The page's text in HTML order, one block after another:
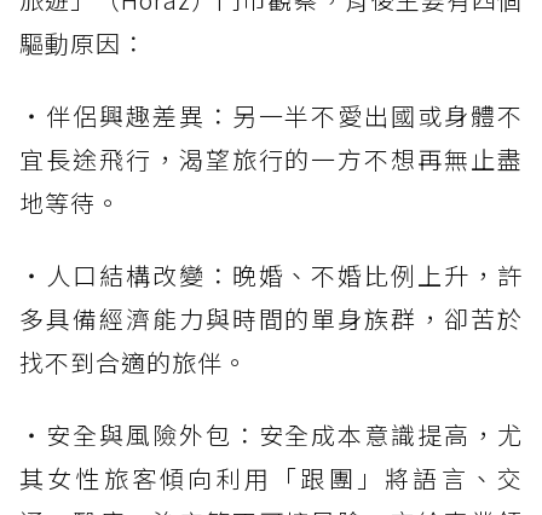
驅動原因：
・伴侶興趣差異：另一半不愛出國或身體不
宜長途飛行，渴望旅行的一方不想再無止盡
地等待。
・人口結構改變：晚婚、不婚比例上升，許
多具備經濟能力與時間的單身族群，卻苦於
找不到合適的旅伴。
・安全與風險外包：安全成本意識提高，尤
其女性旅客傾向利用「跟團」將語言、交